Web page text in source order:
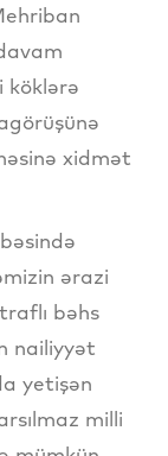
köklərə
xidmət
ərazi
bəhs
nailiyyət
yetişən
milli